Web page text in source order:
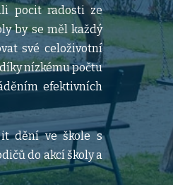
pocit radosti ze
by se měl každý
své celoživotní
nízkému počtu
efektivních
dění ve škole s
do akcí školy a